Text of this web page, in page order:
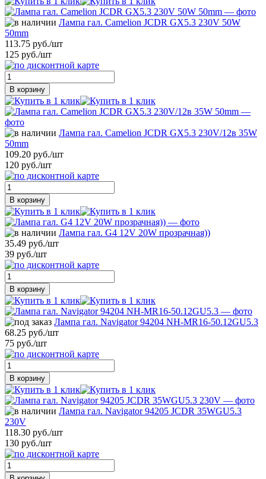
Лампа гал. Camelion JCDR GХ5.3 230V 50W
50mm
113.75 руб./шт
125 руб./шт
В корзину
Лампа гал. Camelion JCDR GХ5.3 230V/12в 35W
50mm
109.20 руб./шт
120 руб./шт
В корзину
Лампа гал. G4 12V 20W прозрачная))
35.49 руб./шт
39 руб./шт
В корзину
Лампа гал. Navigator 94204 NH-MR16-50.12GU5.3
68.25 руб./шт
75 руб./шт
В корзину
Лампа гал. Navigator 94205 JCDR 35WGU5.3
230V
118.30 руб./шт
130 руб./шт